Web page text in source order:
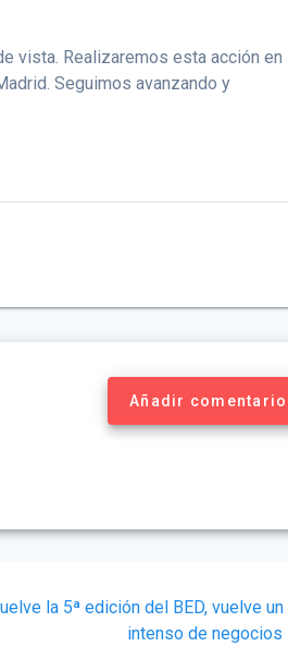
vista. Realizaremos esta acción en
Seguimos avanzando y
Añadir comentario
la 5ª edición del BED, vuelve un
intenso de negocios